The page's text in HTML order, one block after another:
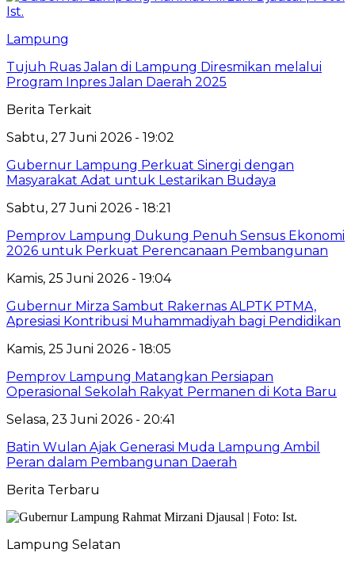
Lampung
Tujuh Ruas Jalan di Lampung Diresmikan melalui
Program Inpres Jalan Daerah 2025
Berita Terkait
Sabtu, 27 Juni 2026 - 19:02
Gubernur Lampung Perkuat Sinergi dengan
Masyarakat Adat untuk Lestarikan Budaya
Sabtu, 27 Juni 2026 - 18:21
Pemprov Lampung Dukung Penuh Sensus Ekonomi
2026 untuk Perkuat Perencanaan Pembangunan
Kamis, 25 Juni 2026 - 19:04
Gubernur Mirza Sambut Rakernas ALPTK PTMA,
Apresiasi Kontribusi Muhammadiyah bagi Pendidikan
Kamis, 25 Juni 2026 - 18:05
Pemprov Lampung Matangkan Persiapan
Operasional Sekolah Rakyat Permanen di Kota Baru
Selasa, 23 Juni 2026 - 20:41
Batin Wulan Ajak Generasi Muda Lampung Ambil
Peran dalam Pembangunan Daerah
Berita Terbaru
Lampung Selatan